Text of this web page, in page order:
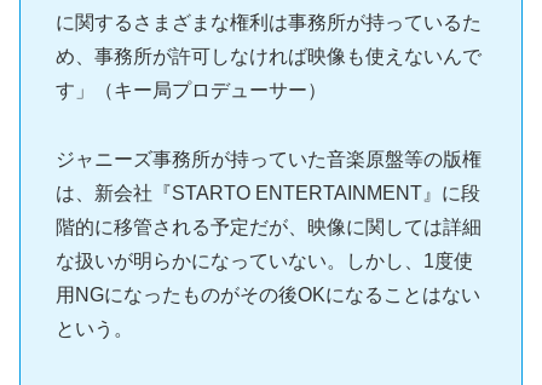
に関するさまざまな権利は事務所が持っているた
め、事務所が許可しなければ映像も使えないんで
す」（キー局プロデューサー）
ジャニーズ事務所が持っていた音楽原盤等の版権
は、新会社『STARTO ENTERTAINMENT』に段
階的に移管される予定だが、映像に関しては詳細
な扱いが明らかになっていない。しかし、1度使
用NGになったものがその後OKになることはない
という。